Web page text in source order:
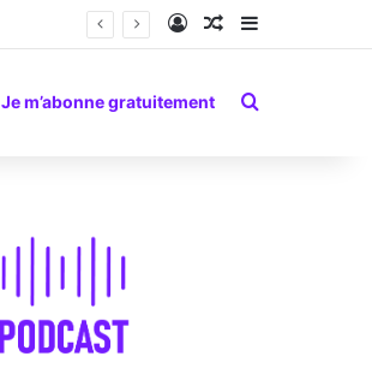
Connexion
Article Aléatoire
Sidebar
Je m’abonne gratuitement Rechercher